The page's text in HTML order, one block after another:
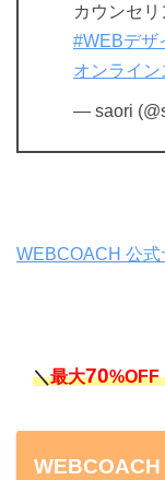
カウンセリ
#WEBデザ
オンライ
— saori
WEBCOACH 公式
＼最大70%OFF
WEBCOACH